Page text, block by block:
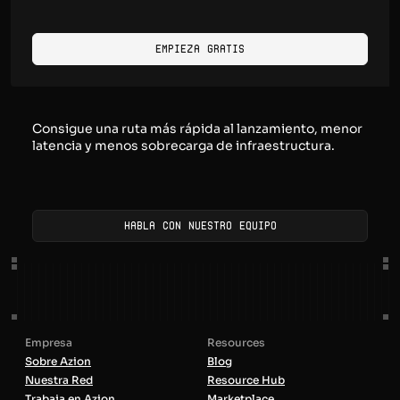
Empieza Gratis
Consigue una ruta más rápida al lanzamiento, menor
latencia y menos sobrecarga de infraestructura.
Habla con nuestro equipo
Empresa
Sobre Azion
Nuestra Red
Resources
Blog
Resource Hub